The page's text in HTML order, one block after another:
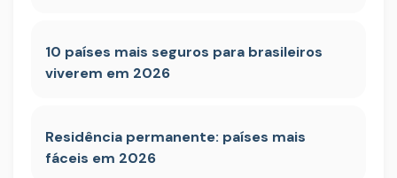
10 países mais seguros para brasileiros
viverem em 2026
Residência permanente: países mais
fáceis em 2026